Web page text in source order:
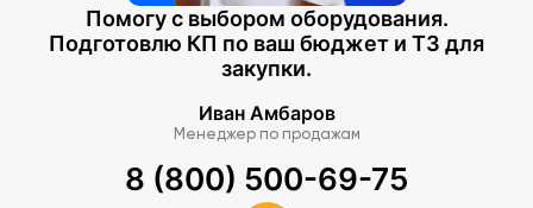
Помогу с выбором оборудования.
Подготовлю КП по ваш бюджет и ТЗ для
закупки.
Иван Амбаров
Менеджер по продажам
8 (800) 500-69-75